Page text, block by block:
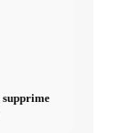
supprime